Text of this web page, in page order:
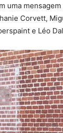
uma
Corvett,
e Léo